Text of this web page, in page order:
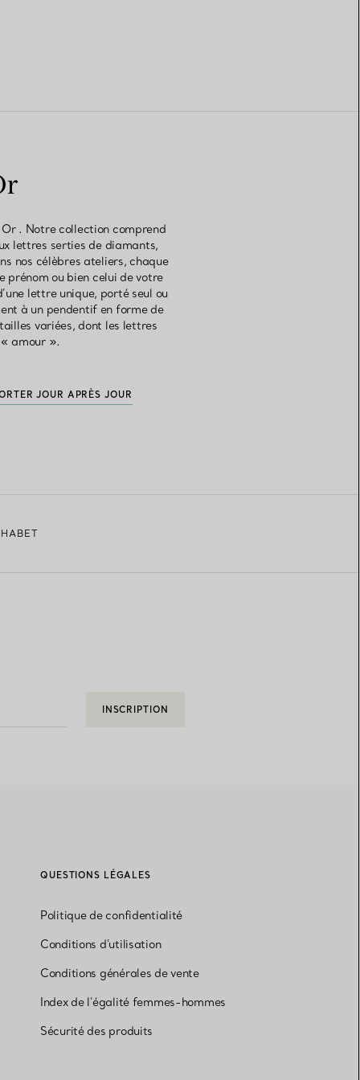
. Notre collection comprend
lettres serties de diamants,
nos célèbres ateliers, chaque
ou bien celui de votre
lettre unique, porté seul ou
à un pendentif en forme de
variées, dont les lettres
amour ».
JOUR APRÈS JOUR
INSCRIPTION
QUESTIONS LÉGALES
Politique de confidentialité
Conditions d'utilisation
Conditions générales de vente
Index de l'égalité femmes-hommes
Sécurité des produits